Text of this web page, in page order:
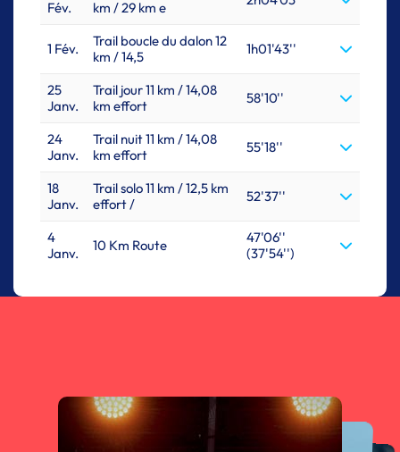
Fév.
km / 29 km e
1 Fév.
Trail boucle du dalon 12
km / 14,5
1h01'43''
25
Janv.
Trail jour 11 km / 14,08
km effort
58'10''
24
Janv.
Trail nuit 11 km / 14,08
km effort
55'18''
18
Janv.
Trail solo 11 km / 12,5 km
effort /
52'37''
4
Janv.
10 Km Route
47'06''
(37'54'')